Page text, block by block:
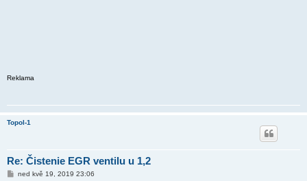
Reklama
Topol-1
Re: Čistenie EGR ventilu u 1,2
Pned kvě 19, 2019 23:06